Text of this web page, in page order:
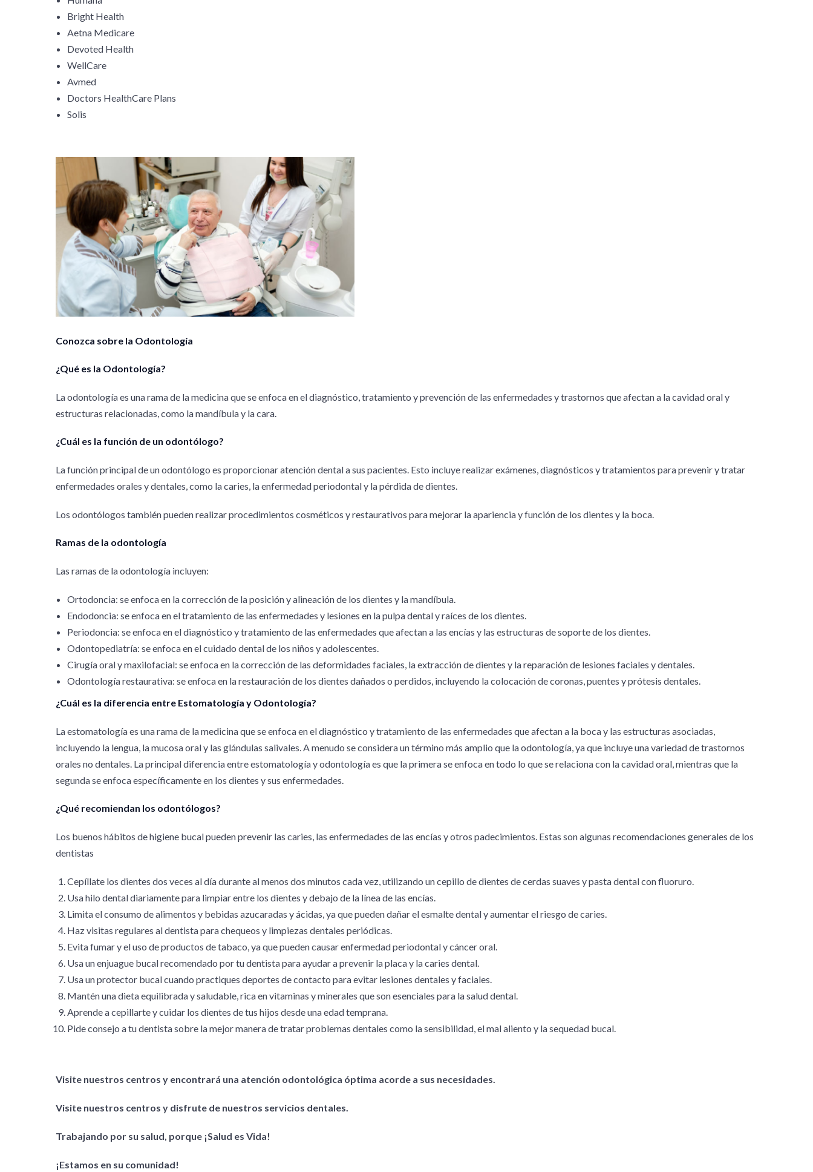
Bright Health
Aetna Medicare
Devoted Health
WellCare
Avmed
Doctors HealthCare Plans
Solis
Conozca sobre la Odontología
¿Qué es la Odontología?
La odontología es una rama de la medicina que se enfoca en el diagnóstico, tratamiento y prevención de las enfermedades y trastornos que afectan a la cavidad oral y
estructuras relacionadas, como la mandíbula y la cara.
¿Cuál es la función de un odontólogo?
La función principal de un odontólogo es proporcionar atención dental a sus pacientes. Esto incluye realizar exámenes, diagnósticos y tratamientos para prevenir y tratar
enfermedades orales y dentales, como la caries, la enfermedad periodontal y la pérdida de dientes.
Los odontólogos también pueden realizar procedimientos cosméticos y restaurativos para mejorar la apariencia y función de los dientes y la boca.
Ramas de la odontología
Las ramas de la odontología incluyen:
Ortodoncia: se enfoca en la corrección de la posición y alineación de los dientes y la mandíbula.
Endodoncia: se enfoca en el tratamiento de las enfermedades y lesiones en la pulpa dental y raíces de los dientes.
Periodoncia: se enfoca en el diagnóstico y tratamiento de las enfermedades que afectan a las encías y las estructuras de soporte de los dientes.
Odontopediatría: se enfoca en el cuidado dental de los niños y adolescentes.
Cirugía oral y maxilofacial: se enfoca en la corrección de las deformidades faciales, la extracción de dientes y la reparación de lesiones faciales y dentales.
Odontología restaurativa: se enfoca en la restauración de los dientes dañados o perdidos, incluyendo la colocación de coronas, puentes y prótesis dentales.
¿Cuál es la diferencia entre Estomatología y Odontología?
La estomatología es una rama de la medicina que se enfoca en el diagnóstico y tratamiento de las enfermedades que afectan a la boca y las estructuras asociadas,
incluyendo la lengua, la mucosa oral y las glándulas salivales. A menudo se considera un término más amplio que la odontología, ya que incluye una variedad de trastornos
orales no dentales. La principal diferencia entre estomatología y odontología es que la primera se enfoca en todo lo que se relaciona con la cavidad oral, mientras que la
segunda se enfoca específicamente en los dientes y sus enfermedades.
¿Qué recomiendan los odontólogos?
Los buenos hábitos de higiene bucal pueden prevenir las caries, las enfermedades de las encías y otros padecimientos. Estas son algunas recomendaciones generales de los
dentistas
Cepíllate los dientes dos veces al día durante al menos dos minutos cada vez, utilizando un cepillo de dientes de cerdas suaves y pasta dental con fluoruro.
Usa hilo dental diariamente para limpiar entre los dientes y debajo de la línea de las encías.
Limita el consumo de alimentos y bebidas azucaradas y ácidas, ya que pueden dañar el esmalte dental y aumentar el riesgo de caries.
Haz visitas regulares al dentista para chequeos y limpiezas dentales periódicas.
Evita fumar y el uso de productos de tabaco, ya que pueden causar enfermedad periodontal y cáncer oral.
Usa un enjuague bucal recomendado por tu dentista para ayudar a prevenir la placa y la caries dental.
Usa un protector bucal cuando practiques deportes de contacto para evitar lesiones dentales y faciales.
Mantén una dieta equilibrada y saludable, rica en vitaminas y minerales que son esenciales para la salud dental.
Aprende a cepillarte y cuidar los dientes de tus hijos desde una edad temprana.
Pide consejo a tu dentista sobre la mejor manera de tratar problemas dentales como la sensibilidad, el mal aliento y la sequedad bucal.
Visite nuestros centros y encontrará una atención odontológica óptima acorde a sus necesidades.
Visite nuestros centros y disfrute de nuestros servicios dentales.
Trabajando por su salud, porque ¡Salud es Vida!
¡Estamos en su comunidad!